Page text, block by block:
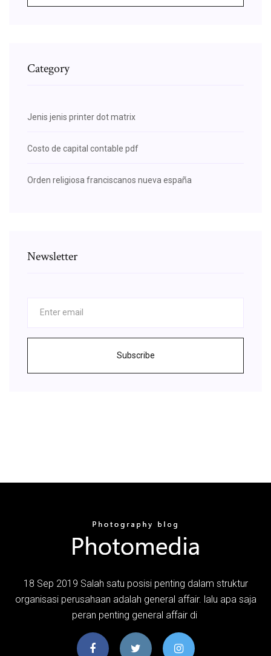
Category
Jenis jenis printer dot matrix
Costo de capital contable pdf
Orden religiosa franciscanos nueva españa
Newsletter
Subscribe
18 Sep 2019 Salah satu posisi penting dalam struktur
organisasi perusahaan adalah general affair. lalu apa saja
peran penting general affair di